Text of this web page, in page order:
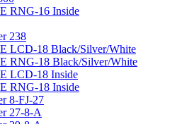
RNG-16 Inside
238
LCD-18 Black/Silver/White
RNG-18 Black/Silver/White
LCD-18 Inside
RNG-18 Inside
8-FJ-27
27-8-A